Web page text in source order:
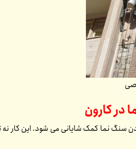
درکارون
سنگ نما کمک شایانی می شود. این کار